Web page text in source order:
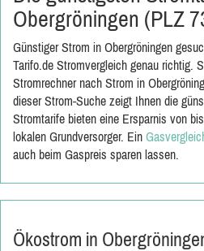
Obergröningen (PLZ
Günstiger Strom in Obergröningen
Tarifo.de Stromvergleich genau richtig.
Stromrechner nach Strom in
dieser Strom-Suche zeigt Ihnen die
Stromtarife bieten eine Ersparnis von
lokalen Grundversorger. Ein
auch beim Gaspreis sparen lassen.
Ökostrom in